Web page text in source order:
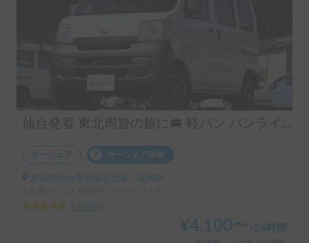
仙台発着 東北周遊の旅に🚐 軽バン バンライフ バンキャンプ 体験車中泊「ESCAPADE号」
カーシェア カーシェア保険
宮城県仙台市青葉区茂庭, ' 葛岡駅
5.00
24
¥4,100〜 /24時間